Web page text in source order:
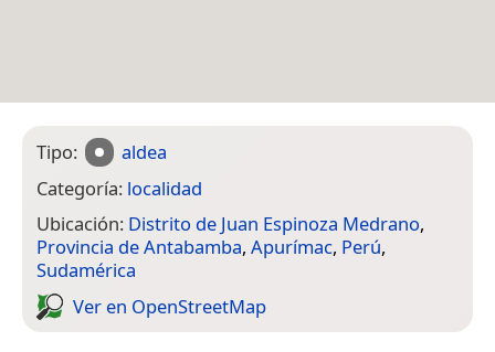
Tipo:
aldea
Categoría: localidad
Ubicación: Distrito de Juan Espinoza Medrano,
Provincia de Antabamba, Apurímac, Perú,
Sudamérica
Ver en Open­Street­Map